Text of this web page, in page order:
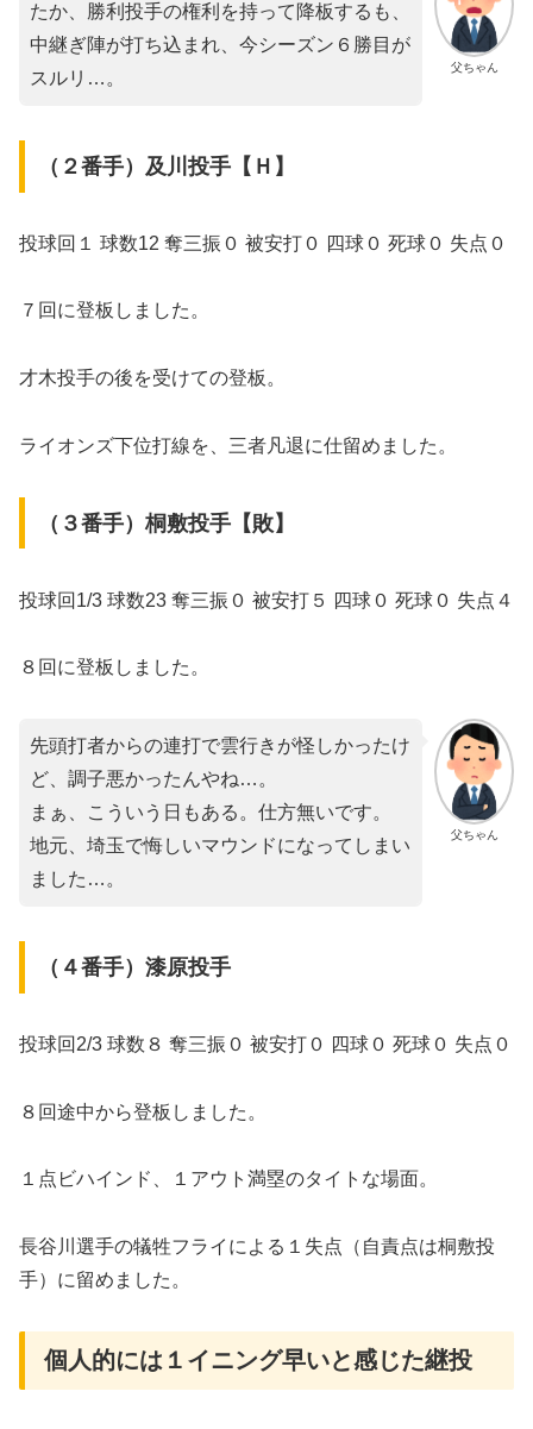
父ちゃん
たか、勝利投手の権利を持って降板するも、
中継ぎ陣が打ち込まれ、今シーズン６勝目が
スルリ…。
（２番手）及川投手【Ｈ】
投球回１ 球数12 奪三振０ 被安打０ 四球０ 死球０ 失点０
７回に登板しました。
才木投手の後を受けての登板。
ライオンズ下位打線を、三者凡退に仕留めました。
（３番手）桐敷投手【敗】
投球回1/3 球数23 奪三振０ 被安打５ 四球０ 死球０ 失点４
８回に登板しました。
父ちゃん
先頭打者からの連打で雲行きが怪しかったけ
ど、調子悪かったんやね…。
まぁ、こういう日もある。仕方無いです。
地元、埼玉で悔しいマウンドになってしまい
ました…。
（４番手）漆原投手
投球回2/3 球数８ 奪三振０ 被安打０ 四球０ 死球０ 失点０
８回途中から登板しました。
１点ビハインド、１アウト満塁のタイトな場面。
長谷川選手の犠牲フライによる１失点（自責点は桐敷投
手）に留めました。
個人的には１イニング早いと感じた継投